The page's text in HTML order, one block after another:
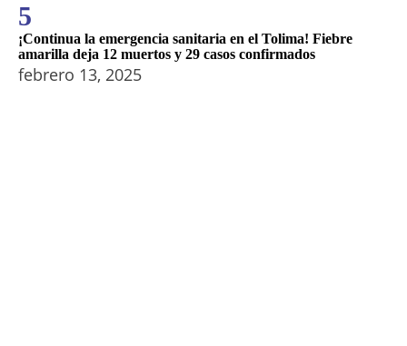
5
¡Continua la emergencia sanitaria en el Tolima! Fiebre
amarilla deja 12 muertos y 29 casos confirmados
febrero 13, 2025